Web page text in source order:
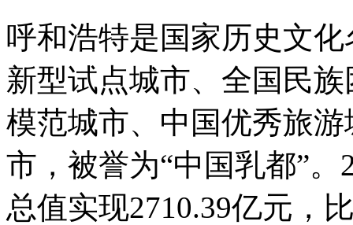
呼和浩特是国家历史文
新型试点城市、全国民
模范城市、中国优秀旅
市，被誉为“中国乳都”
总值实现2710.39亿元，